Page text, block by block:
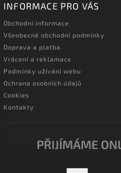
INFORMACE PRO VÁS
Obchodní informace
Všeobecné obchodní podmínky
Doprava a platba
Vrácení a reklamace
Podmínky užívání webu
Ochrana osobních údajů
Cookies
Kontakty